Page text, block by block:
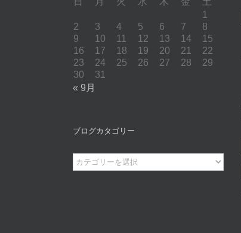
1
2
3 4 5 6 7
8
9
10 11 12 13 14
15
16
17 18 19 20 21
22
23
24 25 26 27 28
29
30
31
« 9月
ブログカタゴリー
ブ
ロ